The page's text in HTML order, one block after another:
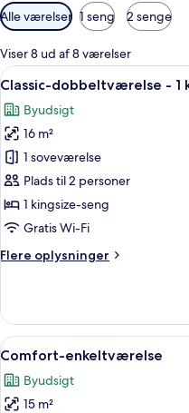
Tilgængelige
filtre
for
værelser
Alle værelser 1 seng 2 senge
Viser 8 ud af 8 værelser
Indlæs
alle
billeder
af
Classic-
dobbeltværelse
-
1
seng
16
Classic-dobbeltværelse - 1
Byudsigt
16 m²
1 soveværelse
Plads til 2 personer
1 kingsize-seng
Gratis Wi-Fi
Flere oplysninger
Flere
dobbeltværelse
1
seng
Indlæs
alle
billeder
af
15
Comfort-enkeltværelse
Byudsigt
15 m²